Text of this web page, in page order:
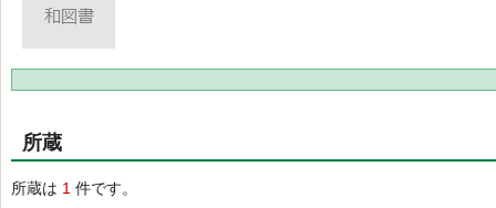
所蔵
所蔵は 1 件です。